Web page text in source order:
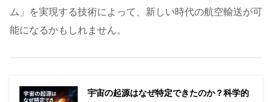
ム」を実現する技術によって、新しい時代の航空輸送が可
能になるかもしれません。
宇宙の起源はなぜ特定できたのか？科学的